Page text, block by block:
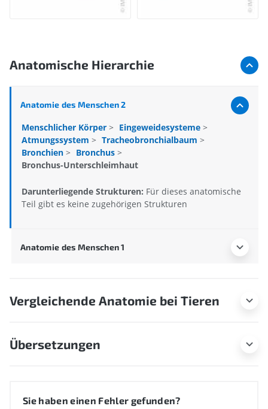
Anatomische Hierarchie
Anatomie des Menschen 2
Menschlicher Körper > Eingeweidesysteme >
Atmungssystem > Tracheobronchialbaum >
Bronchien > Bronchus >
Bronchus-Unterschleimhaut
Darunterliegende Strukturen: Für dieses anatomische
Teil gibt es keine zugehörigen Strukturen
Anatomie des Menschen 1
Vergleichende Anatomie bei Tieren
Übersetzungen
Sie haben einen Fehler gefunden?